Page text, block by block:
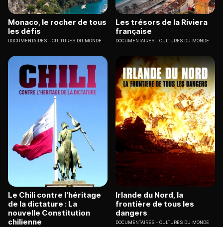
Monaco, le rocher de tous
les défis
DOCUMENTAIRES CULTURES DU MONDE
Les trésors de la Riviera
française
DOCUMENTAIRES CULTURES DU MONDE
Le Chili contre l'héritage
de la dictature : La
nouvelle Constitution
chilienne
Irlande du Nord, la
frontière de tous les
dangers
DOCUMENTAIRES CULTURES DU MONDE